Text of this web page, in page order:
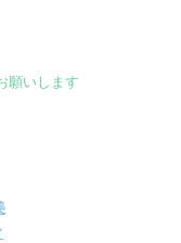
願いします